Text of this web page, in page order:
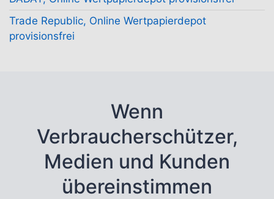
Trade Republic, Online Wertpapierdepot
provisionsfrei
Wenn
Verbraucherschützer,
Medien und Kunden
übereinstimmen